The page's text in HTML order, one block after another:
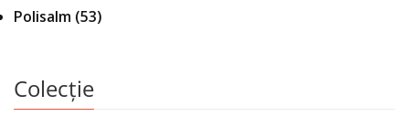
Polisalm (53)
Colecție